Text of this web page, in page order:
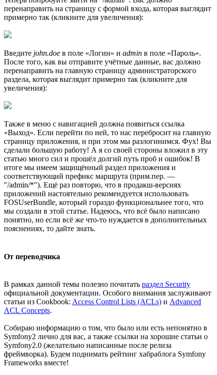
перенаправить на страницу с формой входа, которая выглядит
примерно так (кликните для увеличения):
Введите john.doe в поле «Логин» и admin в поле «Пароль».
После того, как вы отправите учётные данные, вас должно
перенаправить на главную страницу администраторского
раздела, которая выглядит примерно так (кликните для
увеличения):
Также в меню с навигацией должна появиться ссылка
«Выход». Если перейти по ней, то нас перебросит на главную
страницу приложения, и при этом мы разлогинимся. Фух! Вы
сделали большую работу! А я со своей стороны вложил в эту
статью много сил и прошёл долгий путь проб и ошибок! В
итоге мы имеем защищённый раздел приложения и
соответствующий префикс маршрута (прим.пер. —
"/admin/*"). Ещё раз повторю, что в продакш-версиях
приложений настоятельно рекомендуется использовать
FOSUserBundle, который гораздо функциональнее того, что
мы создали в этой статье. Надеюсь, что всё было написано
понятно, но если всё же что-то нуждается в дополнительных
пояснениях, то дайте знать.
От переводчика
В рамках данной темы полезно почитать раздел Security
официальной документации. Особого внимания заслуживают
статьи из Cookbook: Access Control Lists (ACLs) и Advanced
ACL Concepts.
Собираю информацию о том, что было или есть непонятно в
Symfony2 лично для вас, а также ссылки на хорошие статьи о
Symfony2.0 (желательно написанные после релиза
фреймворка). Будем поднимать рейтинг хабраблога Symfony
Frameworks вместе!